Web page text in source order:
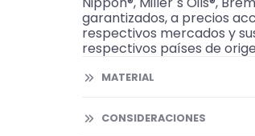
garantizados, a precios
respectivos mercados y
respectivos países de
MATERIAL
CONSIDERACIONES